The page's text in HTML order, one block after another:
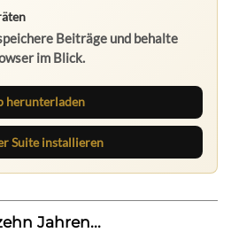
Beiträge und behalte
im Blick.
herunterladen
Suite installieren
Jahren...